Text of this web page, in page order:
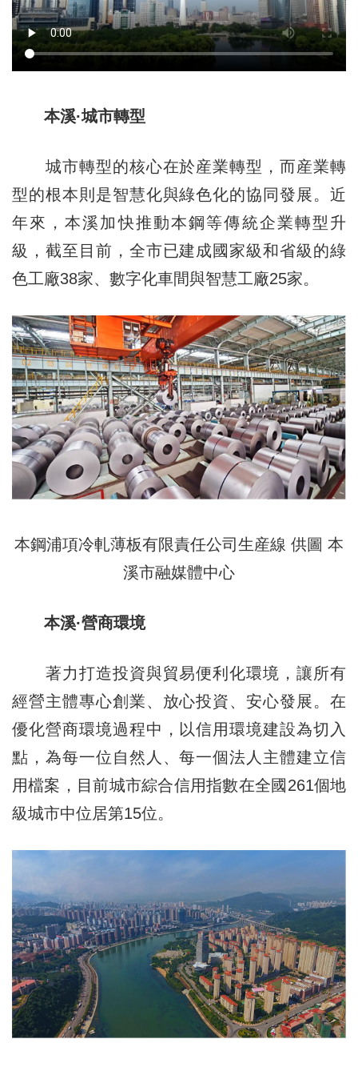
本溪·城市轉型
城市轉型的核心在於産業轉型，而産業轉
型的根本則是智慧化與綠色化的協同發展。近
年來，本溪加快推動本鋼等傳統企業轉型升
級，截至目前，全市已建成國家級和省級的綠
色工廠38家、數字化車間與智慧工廠25家。
本鋼浦項冷軋薄板有限責任公司生産線 供圖 本
溪市融媒體中心
本溪·營商環境
著力打造投資與貿易便利化環境，讓所有
經營主體專心創業、放心投資、安心發展。在
優化營商環境過程中，以信用環境建設為切入
點，為每一位自然人、每一個法人主體建立信
用檔案，目前城市綜合信用指數在全國261個地
級城市中位居第15位。